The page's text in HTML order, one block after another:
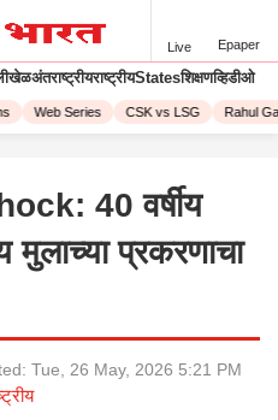
Live Epaper
खेळअंतराष्ट्रीयराष्ट्रीयStatesशिक्षणव्हिडीओ
Web Series CSK vs LSG Rahul
40 वर्षीय
मुलाच्या प्रकरणाचा
Tue, 26 May, 2026 5:21 PM